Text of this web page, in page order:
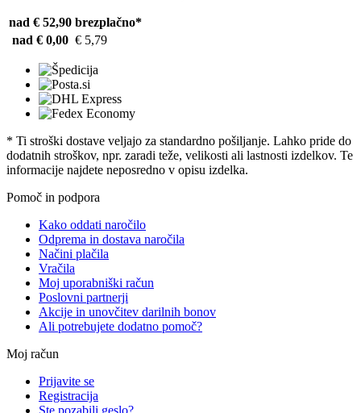
nad € 52,90 brezplačno*
nad € 0,00 € 5,79
* Ti stroški dostave veljajo za standardno pošiljanje. Lahko pride do
dodatnih stroškov, npr. zaradi teže, velikosti ali lastnosti izdelkov. Te
informacije najdete neposredno v opisu izdelka.
Pomoč in podpora
Kako oddati naročilo
Odprema in dostava naročila
Načini plačila
Vračila
Moj uporabniški račun
Poslovni partnerji
Akcije in unovčitev darilnih bonov
Ali potrebujete dodatno pomoč?
Moj račun
Prijavite se
Registracija